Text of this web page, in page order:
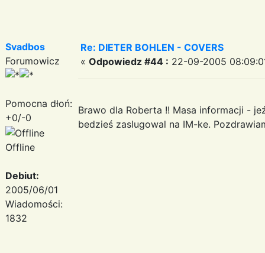
Svadbos
Forumowicz
Pomocna dłoń:
+0/-0
Offline
Debiut:
2005/06/01
Wiadomości:
1832
Re: DIETER BOHLEN - COVERS
« Odpowiedz #44 : 22-09-2005
Brawo dla Roberta !! Masa informacji -
bedzieś zaslugowal na IM-ke.